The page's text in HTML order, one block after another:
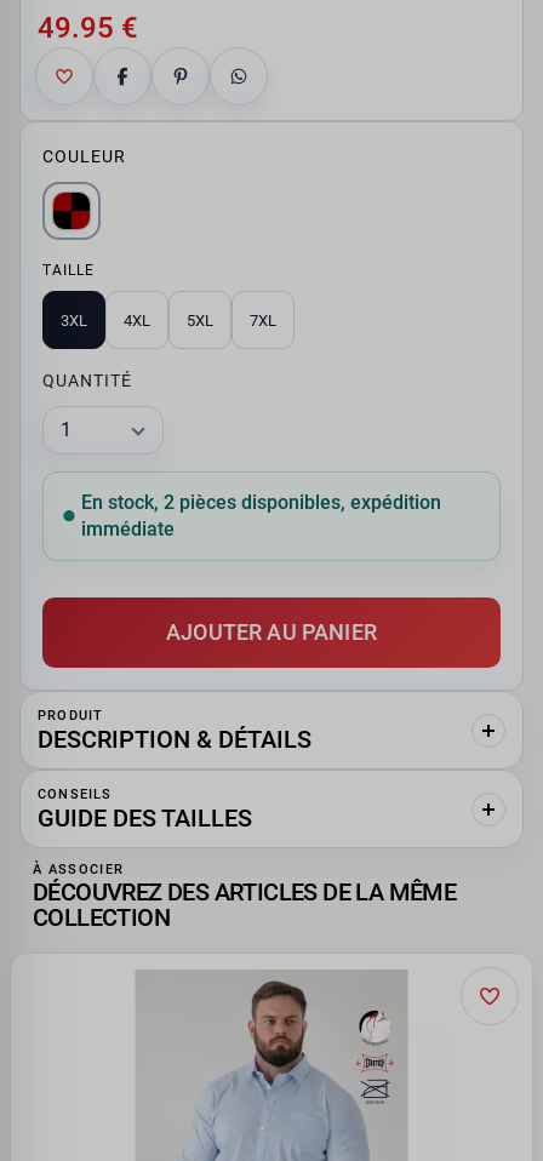
49.95 €
COULEUR
TAILLE
3XL 4XL 5XL 7XL
QUANTITÉ
En stock, 2 pièces disponibles, expédition
immédiate
AJOUTER AU PANIER
PRODUIT
DESCRIPTION & DÉTAILS
CONSEILS
GUIDE DES TAILLES
À ASSOCIER
DÉCOUVREZ DES ARTICLES DE LA MÊME
COLLECTION